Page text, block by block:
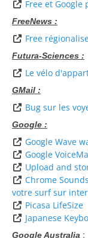
Free et
FreeNews :
Free
Futura-Sciences :
Le vélo
GMail :
Bug sur les
Google :
Google Wave
Google
Upload and
Chrome
votre surf sur
Picasa LifeSize
Japanese
Google Australia :